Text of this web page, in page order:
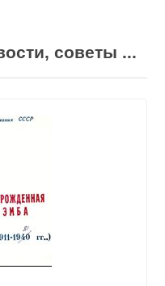
советы ...